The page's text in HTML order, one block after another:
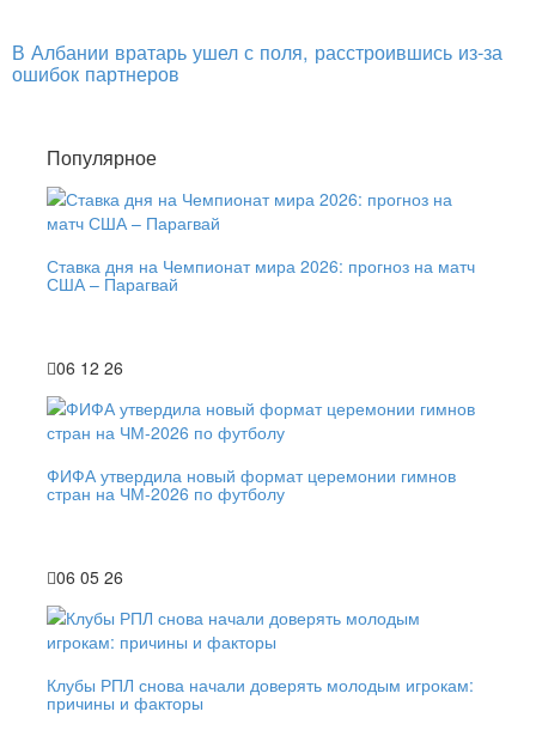
В Албании вратарь ушел с поля, расстроившись из-за
ошибок партнеров
Популярное
Ставка дня на Чемпионат мира 2026: прогноз на матч
США – Парагвай
06 12 26
ФИФА утвердила новый формат церемонии гимнов
стран на ЧМ-2026 по футболу
06 05 26
Клубы РПЛ снова начали доверять молодым игрокам:
причины и факторы